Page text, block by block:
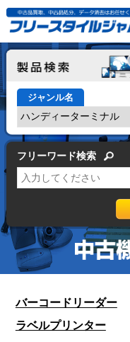
ジャンル名
フリーワード検索
バーコードリーダー
ラベルプリンター